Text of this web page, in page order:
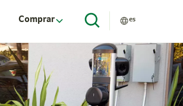
Comprar es